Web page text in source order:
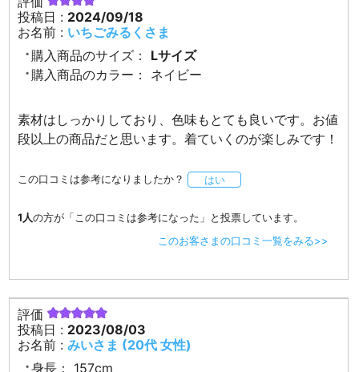
投稿日 : 2024/09/18
お名前 : いちごみるくさま
購入商品のサイズ：
Lサイズ
購入商品のカラー：
ネイビー
素材はしっかりしており、色味もとても良いです。お値
段以上の商品だと思います。着ていくのが楽しみです！
この口コミは参考になりましたか？ はい
1人の方が「この口コミは参考になった」と投票しています。
このお客さまの口コミ一覧をみる>>
評価
投稿日 : 2023/08/03
お名前 :みいさま (20代 女性)
身長：
157cm